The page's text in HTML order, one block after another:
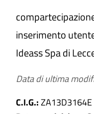
inserimento
Ideass Spa di
Data di ultima
C.I.G.:ZA13D3164E